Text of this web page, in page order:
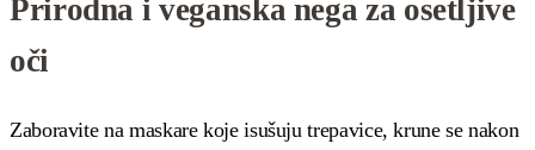
Prirodna i veganska nega za osetljive
oči
Zaboravite na maskare koje isušuju trepavice, krune se nakon